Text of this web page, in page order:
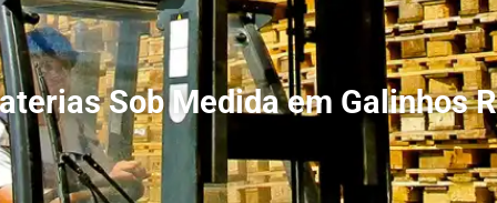
Sob Medida em Galinhos